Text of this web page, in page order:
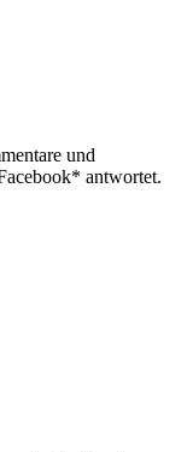
und
antwortet.